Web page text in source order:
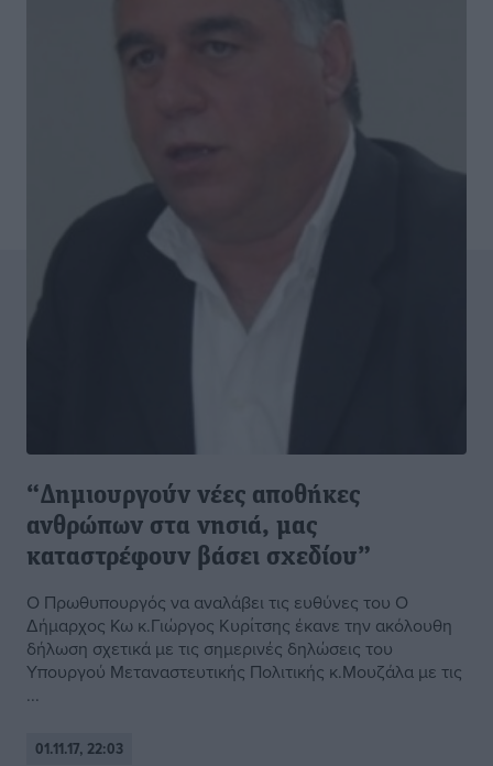
“Δημιουργούν νέες αποθήκες
ανθρώπων στα νησιά, μας
καταστρέφουν βάσει σχεδίου”
Ο Πρωθυπουργός να αναλάβει τις ευθύνες του Ο
Δήμαρχος Κω κ.Γιώργος Κυρίτσης έκανε την ακόλουθη
δήλωση σχετικά με τις σημερινές δηλώσεις του
Υπουργού Μεταναστευτικής Πολιτικής κ.Μουζάλα με τις
...
01.11.17, 22:03